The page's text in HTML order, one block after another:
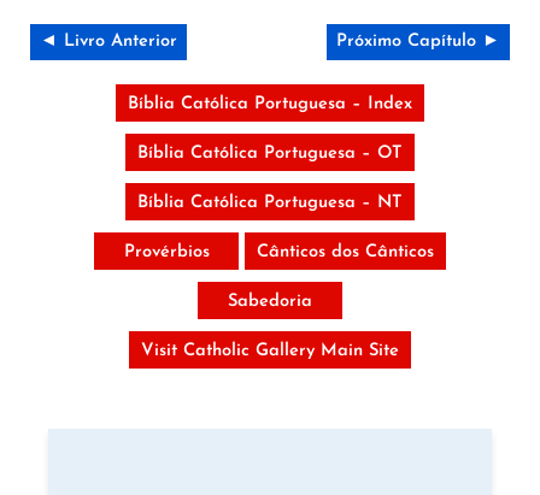
◄ Livro Anterior Próximo Capítulo ►
Bíblia Católica Portuguesa – Index
Bíblia Católica Portuguesa – OT
Bíblia Católica Portuguesa – NT
Provérbios Cânticos dos Cânticos
Sabedoria
Visit Catholic Gallery Main Site